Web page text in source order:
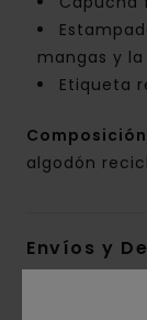
mangas y
Etiqueta
Composición
algodón
Envíos y